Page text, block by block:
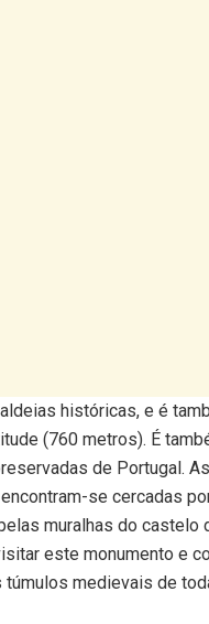
históricas, e é
(760 metros). É
de Portugal.
encontram-se cercadas
muralhas do castelo
este monumento e
medievais de